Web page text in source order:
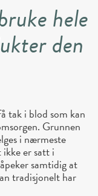
hele
den
tak i blod som kan
Grunnen
i nærmeste
er satt i
samtidig at
tradisjonelt har